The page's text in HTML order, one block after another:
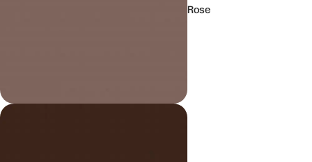
Rose